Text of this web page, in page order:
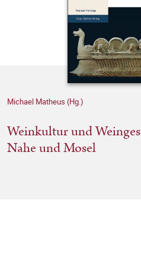
Michael Matheus (Hg.)
Weinkultur und
Nahe und Mosel